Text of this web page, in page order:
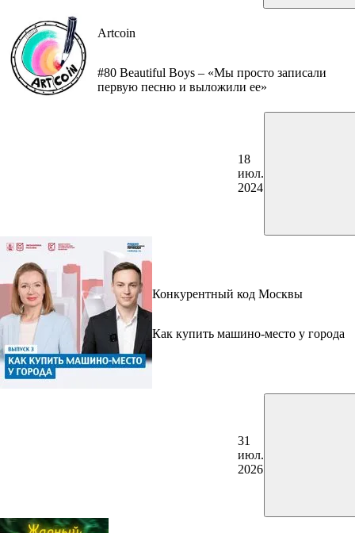
Artcoin
#80 Beautiful Boys – «Мы просто записали
первую песню и выложили ее»
18
июл.
2024
Конкурентный код Москвы
Как купить машино-место у города
31
июл.
2026